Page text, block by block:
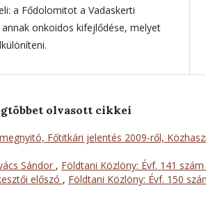
a Fődolomitot a Vadaskerti
onkoidos kifejlődése, melyet
olvasott cikkei
Főtitkári jelentés 2009-ről,
Sándor , Földtani Közlöny: Évf. 141
előszó , Földtani Közlöny: Évf. 150